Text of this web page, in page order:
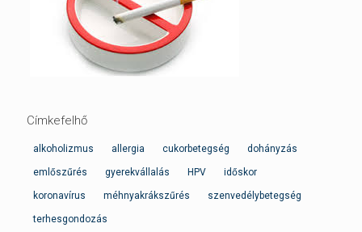
Címkefelhő
alkoholizmus allergia cukorbetegség dohányzás
emlőszűrés gyerekvállalás HPV időskor
koronavírus méhnyakrákszűrés szenvedélybetegség
terhesgondozás